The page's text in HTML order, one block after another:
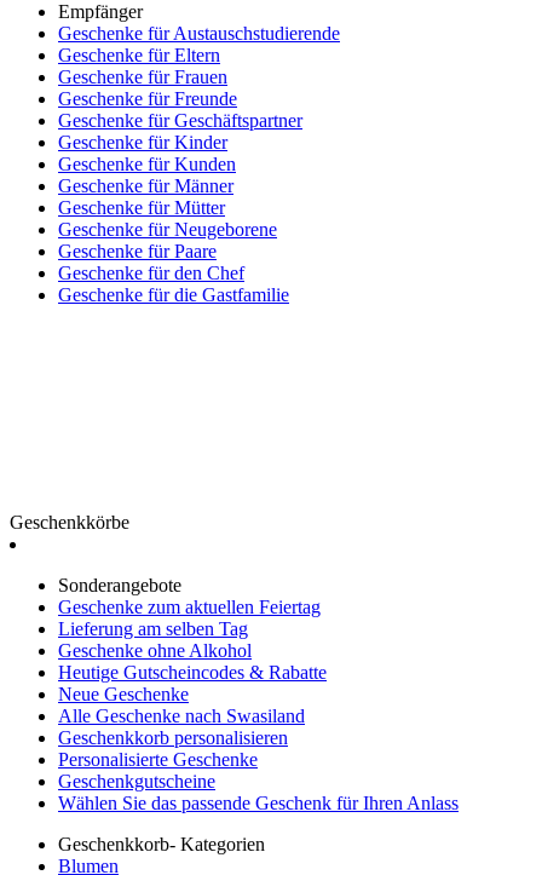
Empfänger
Geschenke für Austauschstudierende
Geschenke für Eltern
Geschenke für Frauen
Geschenke für Freunde
Geschenke für Geschäftspartner
Geschenke für Kinder
Geschenke für Kunden
Geschenke für Männer
Geschenke für Mütter
Geschenke für Neugeborene
Geschenke für Paare
Geschenke für den Chef
Geschenke für die Gastfamilie
Geschenkkörbe
Sonderangebote
Geschenke zum aktuellen Feiertag
Lieferung am selben Tag
Geschenke ohne Alkohol
Heutige Gutscheincodes & Rabatte
Neue Geschenke
Alle Geschenke nach Swasiland
Geschenkkorb personalisieren
Personalisierte Geschenke
Geschenkgutscheine
Wählen Sie das passende Geschenk für Ihren Anlass
Geschenkkorb- Kategorien
Blumen